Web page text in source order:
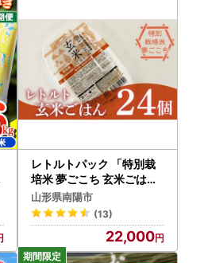
レトルトパック 「特別栽
培米 夢ごこち 玄米ごはん
」 160g×24パック 『(株)
黒澤ファーム』 米 玄米 ご
飯 レトルト 保存食 非常食
備蓄 防災 山形県 南陽市 [2
328]
山形県南陽市
(13)
22,000